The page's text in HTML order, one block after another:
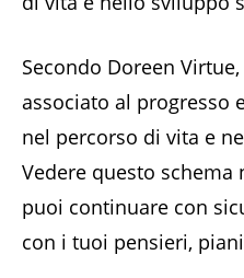
Secondo Doreen
associato al progresso
nel percorso di vita e
Vedere questo
puoi continuare con
con i tuoi pensieri,